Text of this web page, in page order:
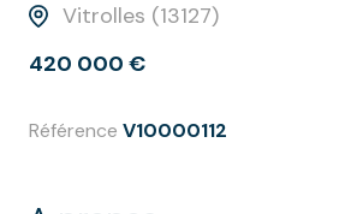
Vitrolles (13127)
420 000 €
Référence V10000112